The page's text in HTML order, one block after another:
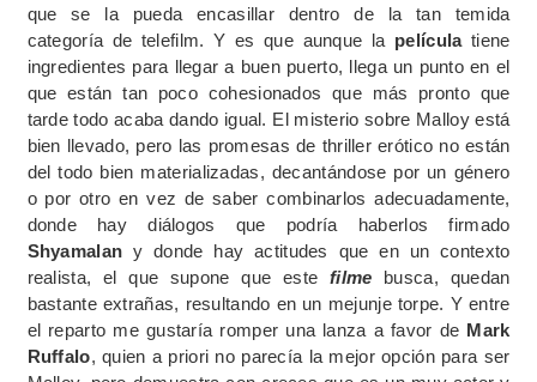
que se la pueda encasillar dentro de la tan temida
categoría de telefilm. Y es que aunque la películatiene
ingredientes para llegar a buen puerto, llega un punto en el
que están tan poco cohesionados que más pronto que
tarde todo acaba dando igual. El misterio sobre Malloy está
bien llevado, pero las promesas de thriller erótico no están
del todo bien materializadas, decantándose por un género
o por otro en vez de saber combinarlos adecuadamente,
donde hay diálogos que podría haberlos firmado
Shyamalan y donde hay actitudes que en un contexto
realista, el que supone que este filme busca, quedan
bastante extrañas, resultando en un mejunje torpe. Y entre
el reparto me gustaría romper una lanza a favor de Mark
Ruffalo, quien a priori no parecía la mejor opción para ser